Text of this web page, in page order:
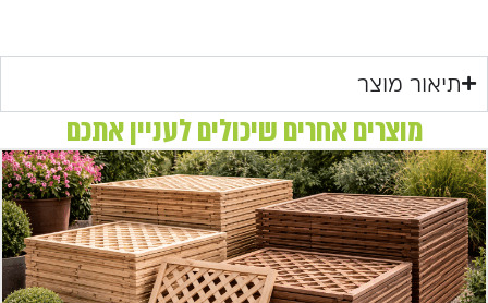
תיאור מוצר
מוצרים אחרים שיכולים לעניין אתכם